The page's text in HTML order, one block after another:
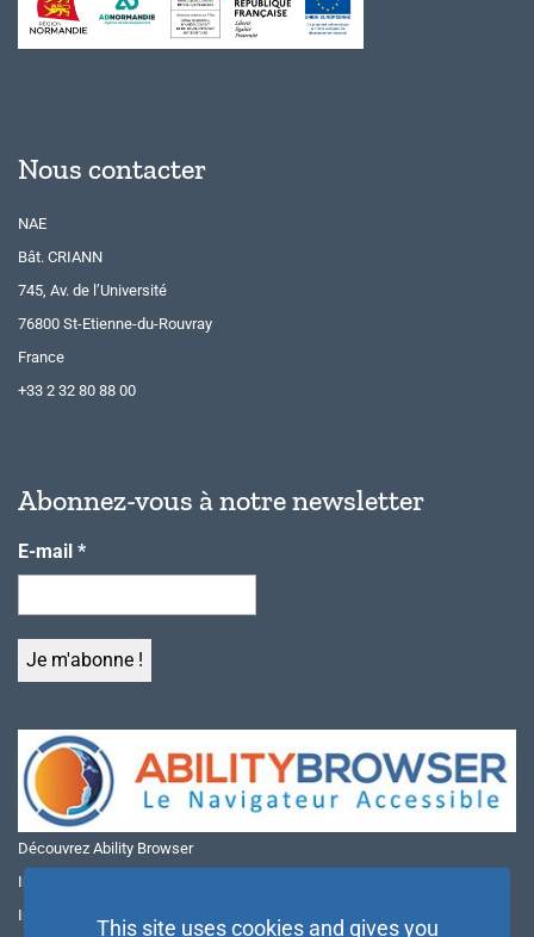
Nous contacter
NAE
Bât. CRIANN
745, Av. de l’Université
76800 St-Etienne-du-Rouvray
France
+33 2 32 80 88 00
Abonnez-vous à notre newsletter
E-mail *
Découvrez Ability Browser
Installer Ability Browser sur Windows
Installer Ability Browser sur Mac
This site uses cookies and gives you